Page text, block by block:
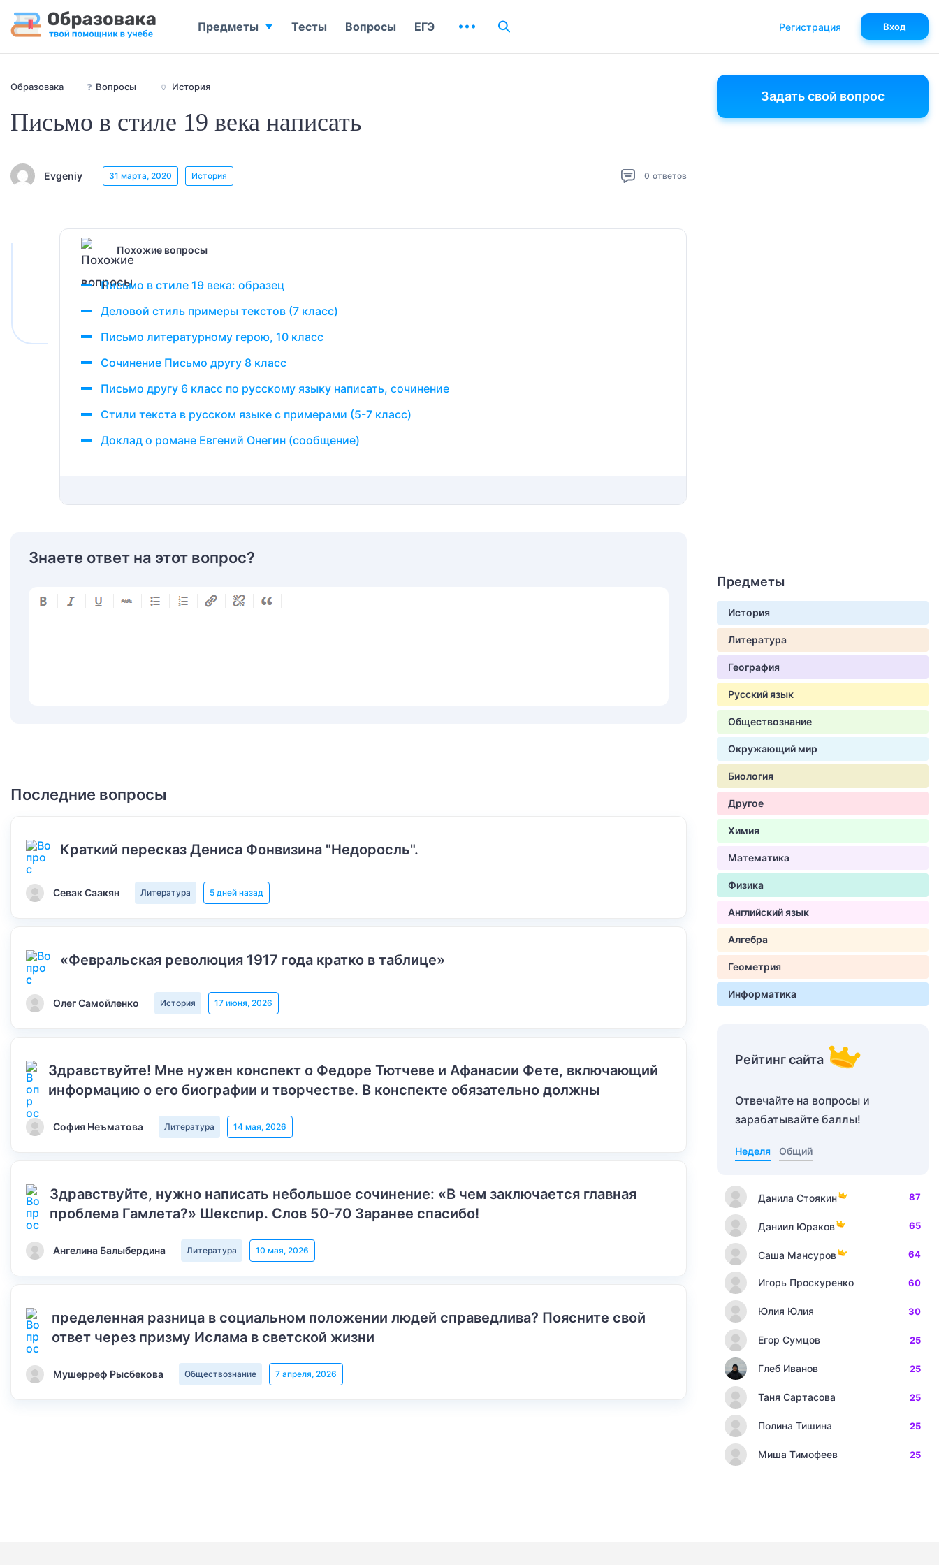
Образовака ❓ Вопросы 🏺 История
Письмо в стиле 19 века написать
Evgeniy 31 марта, 2020 История 0 ответов
Похожие вопросы
Письмо в стиле 19 века: образец
Деловой стиль примеры текстов (7 класс)
Письмо литературному герою, 10 класс
Сочинение Письмо другу 8 класс
Письмо другу 6 класс по русскому языку написать, сочинение
Стили текста в русском языке с примерами (5-7 класс)
Доклад о романе Евгений Онегин (сообщение)
Знаете ответ на этот вопрос?
Последние вопросы
Краткий пересказ Дениса Фонвизина "Недоросль".
Севак Саакян Литература 5 дней назад
«Февральская революция 1917 года кратко в таблице»
Олег Самойленко История 17 июня, 2026
Здравствуйте! Мне нужен конспект о Федоре Тютчеве и Афанасии Фете, включающий
информацию о его биографии и творчестве. В конспекте обязательно должны
София Неъматова Литература 14 мая, 2026
Здравствуйте, нужно написать небольшое сочинение: «В чем заключается главная
проблема Гамлета?» Шекспир. Слов 50-70 Заранее спасибо!
Ангелина Балыбердина Литература 10 мая, 2026
пределенная разница в социальном положении людей справедлива? Поясните свой
ответ через призму Ислама в светской жизни
Мушерреф Рысбекова Обществознание 7 апреля, 2026
Задать свой вопрос
Предметы
История
Литература
География
Русский язык
Обществознание
Окружающий мир
Биология
Другое
Химия
Математика
Физика
Английский язык
Алгебра
Геометрия
Информатика
Рейтинг сайта
Отвечайте на вопросы и
зарабатывайте баллы!
Неделя Общий
Данила Стоякин 87
Даниил Юраков 65
Саша Мансуров 64
Игорь Проскуренко 60
Юлия Юлия 30
Егор Сумцов 25
Глеб Иванов 25
Таня Сартасова 25
Полина Тишина 25
Миша Тимофеев 25
Предметы Тесты Вопросы ЕГЭ Регистрация Вход